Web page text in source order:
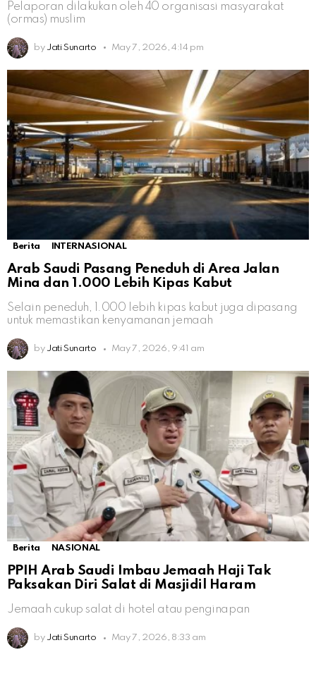
Pelaporan dilakukan oleh 40 organisasi masyarakat
(ormas) muslim
by Jati Sunarto May 7, 2026, 4:14 pm
Berita INTERNASIONAL
Arab Saudi Pasang Peneduh di Area Jalan
Mina dan 1.000 Lebih Kipas Kabut
Selain peneduh, 1.000 lebih kipas kabut juga dipasang
untuk memastikan kenyamanan jemaah
by Jati Sunarto May 7, 2026, 9:41 am
Berita NASIONAL
PPIH Arab Saudi Imbau Jemaah Haji Tak
Paksakan Diri Salat di Masjidil Haram
Jemaah cukup salat di hotel atau penginapan
by Jati Sunarto May 7, 2026, 8:33 am